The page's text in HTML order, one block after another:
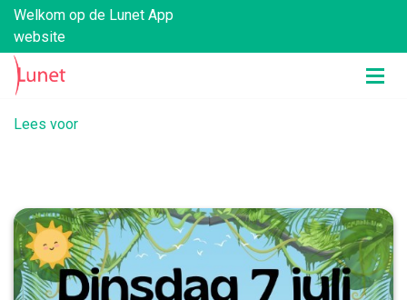
Welkom op de Lunet App
website
Lees voor